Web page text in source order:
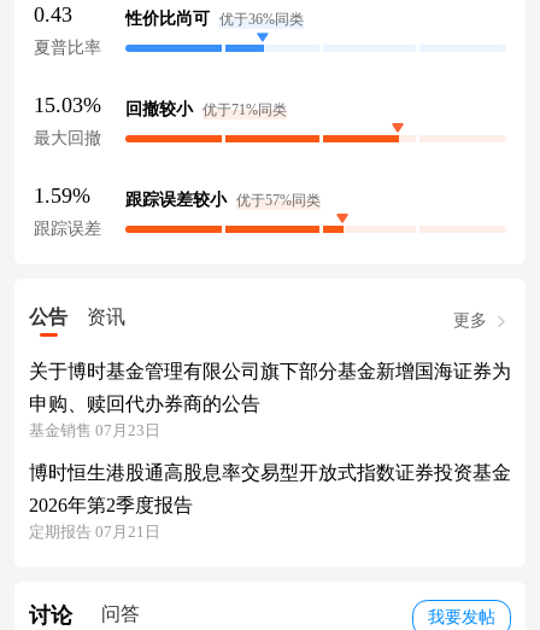
0.43
夏普比率
性价比尚可 优于36%同类
15.03%
最大回撤
回撤较小 优于71%同类
1.59%
跟踪误差
跟踪误差较小 优于57%同类
公告 资讯 更多
关于博时基金管理有限公司旗下部分基金新增国海证券为
申购、赎回代办券商的公告
基金销售 07月23日
博时恒生港股通高股息率交易型开放式指数证券投资基金
2026年第2季度报告
定期报告 07月21日
我要发帖
讨论 问答